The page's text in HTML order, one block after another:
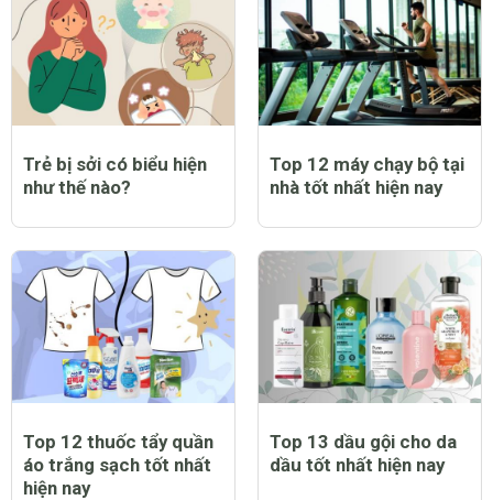
Trẻ bị sởi có biểu hiện
như thế nào?
Top 12 máy chạy bộ tại
nhà tốt nhất hiện nay
Top 12 thuốc tẩy quần
áo trắng sạch tốt nhất
hiện nay
Top 13 dầu gội cho da
dầu tốt nhất hiện nay